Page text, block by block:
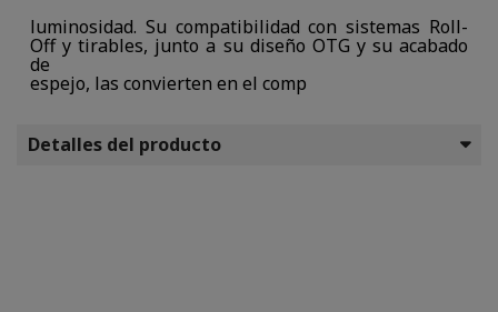
luminosidad. Su compatibilidad con sistemas Roll-
Off y tirables, junto a su diseño OTG y su acabado
de
espejo, las convierten en el comp
Detalles del producto